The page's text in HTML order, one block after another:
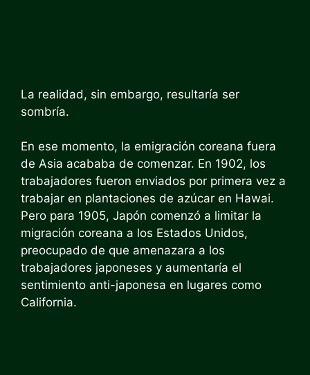
La realidad, sin embargo, resultaría ser
sombría.
En ese momento, la emigración coreana fuera
de Asia acababa de comenzar. En 1902, los
trabajadores fueron enviados por primera vez a
trabajar en plantaciones de azúcar en Hawai.
Pero para 1905, Japón comenzó a limitar la
migración coreana a los Estados Unidos,
preocupado de que amenazara a los
trabajadores japoneses y aumentaría el
sentimiento anti-japonesa en lugares como
California.